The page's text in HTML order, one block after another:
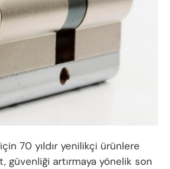
70 yıldır yenilikçi ürünlere
güvenliği artırmaya yönelik son